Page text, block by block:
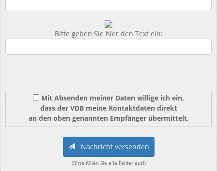
Bitte geben Sie hier den Text ein:
Mit Absenden meiner Daten willige ich ein,
dass der VDB meine Kontaktdaten direkt
an den oben genannten Empfänger übermittelt.
Nachricht versenden
(Bitte füllen Sie alle Felder aus!)